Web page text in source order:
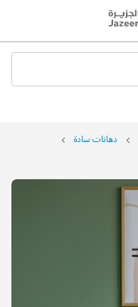
دهانات سادة